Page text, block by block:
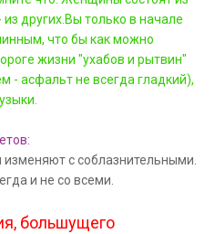
других.Вы только в начале
что бы как можно
жизни "ухабов и рытвин"
- асфальт не всегда гладкий),
с соблазнительными.
и не со всеми.
большущего